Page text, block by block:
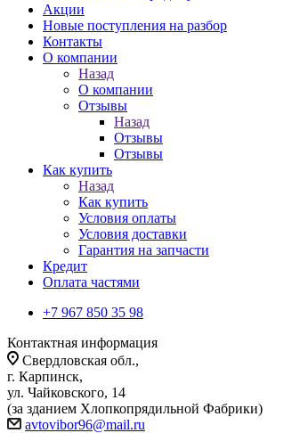
Акции
Новые поступления на разбор
Контакты
О компании
Назад
О компании
Отзывы
Назад
Отзывы
Отзывы
Как купить
Назад
Как купить
Условия оплаты
Условия доставки
Гарантия на запчасти
Кредит
Оплата частями
+7 967 850 35 98
Контактная информация
Свердловская обл.,
г. Карпинск,
ул. Чайковского, 14
(за зданием Хлопкопрядильной Фабрики)
avtovibor96@mail.ru